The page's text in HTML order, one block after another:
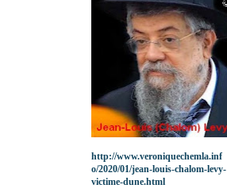
http://www.veroniquechemla.inf
o/2020/01/jean-louis-chalom-levy-
victime-dune.html